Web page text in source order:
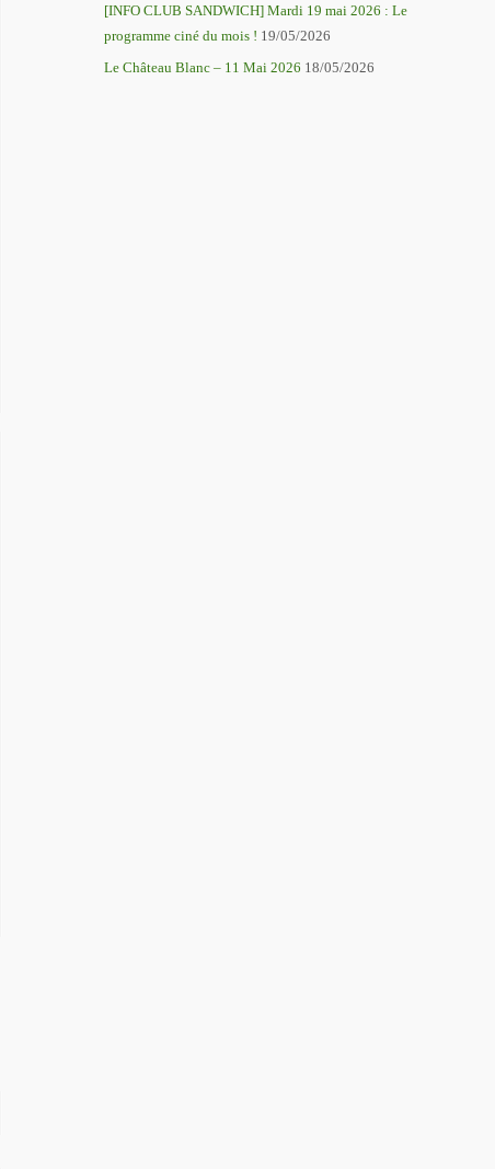
[INFO CLUB SANDWICH] Mardi 19 mai 2026 : Le
programme ciné du mois ! 19/05/2026
Le Château Blanc – 11 Mai 2026 18/05/2026